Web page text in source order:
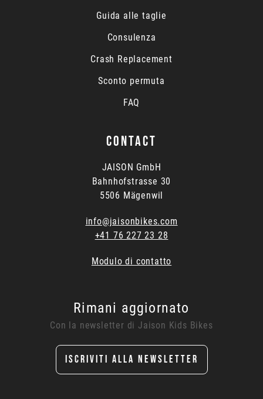
Guida alle taglie
Consulenza
Crash Replacement
Sconto permuta
FAQ
CONTACT
JAISON GmbH
Bahnhofstrasse 30
5506 Mägenwil
info@jaisonbikes.com
+41 76 227 23 28
Modulo di contatto
Rimani aggiornato
Con la newsletter di Jaison Kids Bikes
ISCRIVITI ALLA NEWSLETTER